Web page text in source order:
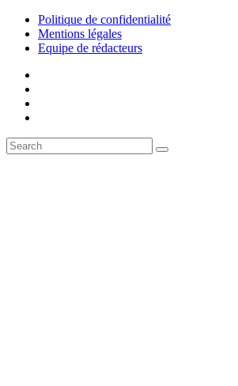
Politique de confidentialité
Mentions légales
Equipe de rédacteurs